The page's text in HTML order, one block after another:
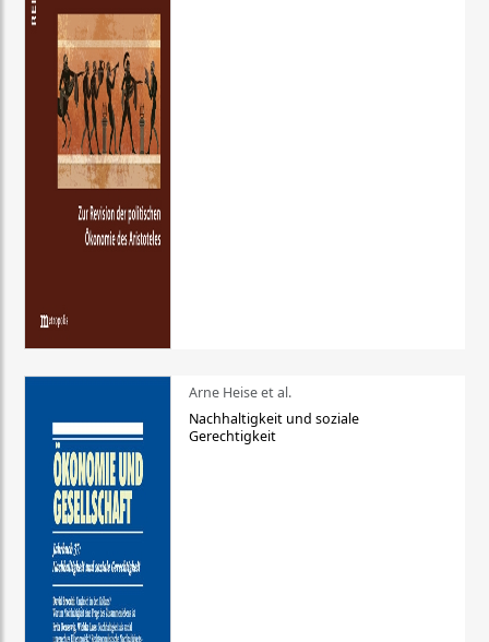
Arne Heise et al.
Nachhaltigkeit und soziale
Gerechtigkeit